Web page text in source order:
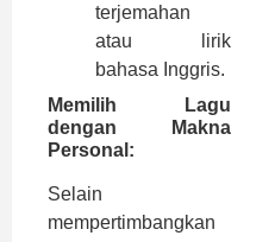
terjemahan
atau lirik
bahasa Inggris.
Memilih Lagu
dengan Makna
Personal:
Selain
mempertimbangkan